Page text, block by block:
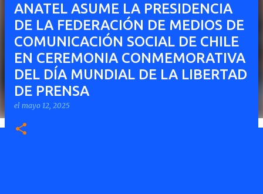
ANATEL ASUME LA PRESIDENCIA
DE LA FEDERACIÓN DE MEDIOS DE
COMUNICACIÓN SOCIAL DE CHILE
EN CEREMONIA CONMEMORATIVA
DEL DÍA MUNDIAL DE LA LIBERTAD
DE PRENSA
el mayo 12, 2025